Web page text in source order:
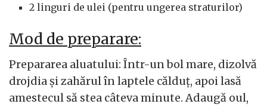
2 linguri de ulei (pentru ungerea straturilor)
Mod de preparare:
Prepararea aluatului: Într-un bol mare, dizolvă
drojdia și zahărul în laptele călduț, apoi lasă
amestecul să stea câteva minute. Adaugă oul,